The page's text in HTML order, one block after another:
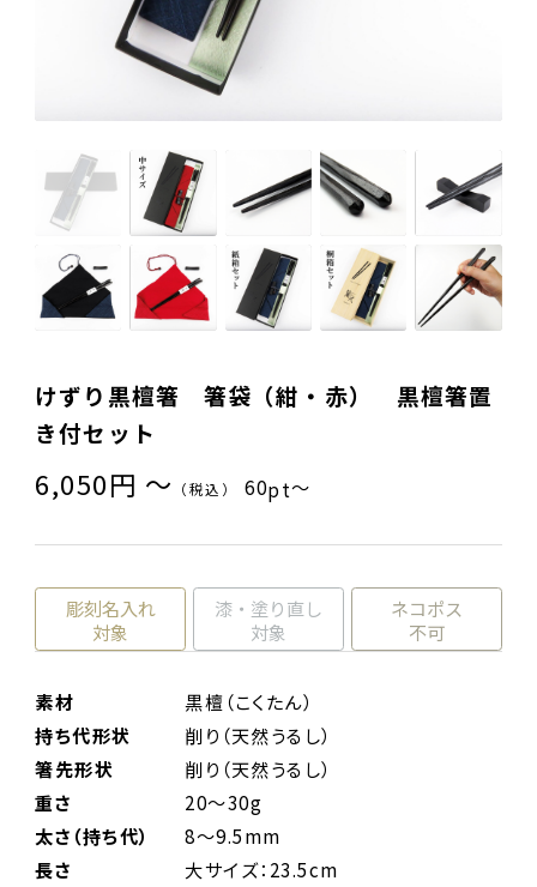
お食い初め・出産祝い・入園祝い・卒園祝い（子供箸）
成人祝い・卒業祝い・就職祝い
退職祝い
普段使い・自宅用
産地独自の塗り箸（津軽・若狭・輪島）
イベント・記念品・ノベルティオリジナルデザイン箸（小ロッ
トより承ります）
限定品・特別仕様品
お問い合わせ
プライバシーポリシー
特定商取引法に基づく表示
けずり黒檀箸 箸袋（紺・赤） 黒檀箸置
き付セット
6,050円 〜 （税込） 60pt〜
彫刻名入れ
対象
漆・塗り直し
対象
ネコポス
不可
素材
黒檀（こくたん）
持ち代形状
削り（天然うるし）
箸先形状
削り（天然うるし）
重さ
20～30g
太さ（持ち代）
8～9.5mm
長さ
大サイズ：23.5cm